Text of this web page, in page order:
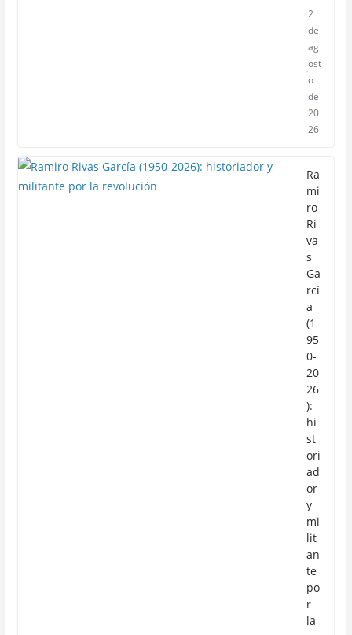
2
de
ag
ost
o
de
20
26
Ra
mi
ro
Ri
va
s
Ga
rcí
a
(1
95
0-
20
26
):
hi
st
ori
ad
or
y
mi
lit
an
te
po
r
la